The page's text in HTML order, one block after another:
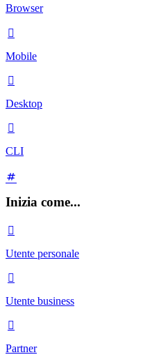
Browser

Mobile

Desktop

CLI
Inizia come...

Utente personale

Utente business

Partner